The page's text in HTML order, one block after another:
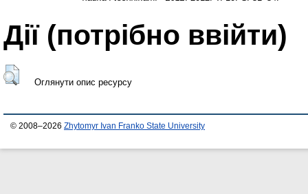
Дії ​​(потрібно ввійти)
Оглянути опис ресурсу
© 2008–2026 Zhytomyr Ivan Franko State University